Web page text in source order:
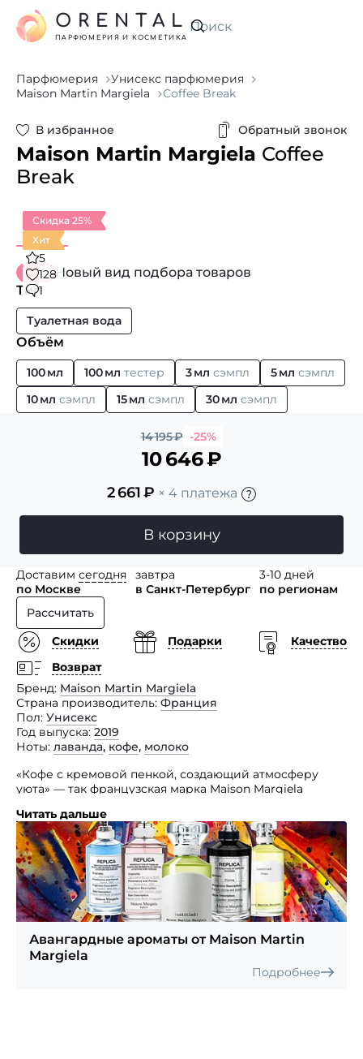
Искать
ORENTAL
ПАРФЮМЕРИЯ И КОСМЕТИКА
Парфюмерия
Унисекс парфюмерия
Maison Martin Margiela
Coffee Break
В избранное Обратный звонок
Maison Martin Margiela Coffee
Break
Скидка 25%
Хит
5
128
1
Новый вид подбора товаров
Тип
Туалетная вода
Объём
100 мл 100 мл тестер 3 мл сэмпл 5 мл сэмпл
10 мл сэмпл 15 мл сэмпл 30 мл сэмпл
14 195₽ -25%
10 646₽
2 661₽ × 4 платежа
В корзину
Доставим сегодня
по Москве
завтра
в Санкт-Петербург
3-10 дней
по регионам
Рассчитать
Скидки
Подарки
Качество
Возврат
Бренд Maison Martin Margiela
Страна производитель Франция
Пол Унисекс
Год выпуска 2019
Ноты лаванда, кофе, молоко
«Кофе с кремовой пенкой, создающий атмосферу
уюта» — так французская марка Maison Margiela
коллекцию Replica.
Это гурманская композиция без гендерных
ограничений, созданная знаменитым парфюмером
Jacques Cavallier. «Если вы когда-нибудь
путешествовали по Европе и останавливались
в уютном местном кафе, чтобы выпить чашечку
ароматного кофе, то представленный изыск вновь
напомнит вам об этой увлекательной поездке».
Окунитесь в удивительную атмосферу теплой
запашной выпечки и уют старинных улочек.
Читать дальше
Авангардные ароматы от Maison Martin
Margiela
Подробнее